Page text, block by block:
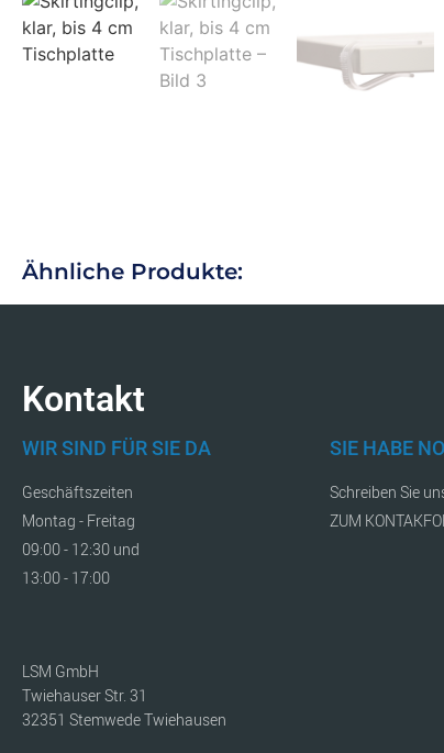
Ähnliche Produkte:
Kontakt
WIR SIND FÜR SIE DA
Geschäftszeiten
Montag - Freitag
09:00 - 12:30 und
13:00 - 17:00
LSM GmbH
Twiehauser Str. 31
32351 Stemwede Twiehausen
SIE HABE
Schreiben Sie
ZUM